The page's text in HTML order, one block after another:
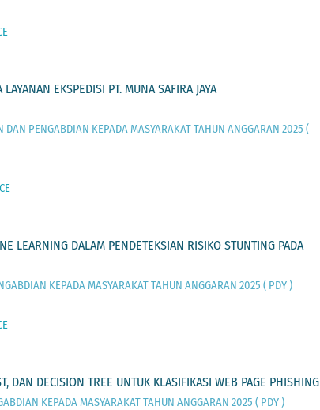
EKSPEDISI PT. MUNA SAFIRA JAYA
PENGABDIAN KEPADA MASYARAKAT TAHUN ANGGARAN 2025 (
LEARNING DALAM PENDETEKSIAN RISIKO STUNTING PADA
KEPADA MASYARAKAT TAHUN ANGGARAN 2025 ( PDY )
DAN DECISION TREE UNTUK KLASIFIKASI WEB PAGE PHISHING
KEPADA MASYARAKAT TAHUN ANGGARAN 2025 ( PDY )